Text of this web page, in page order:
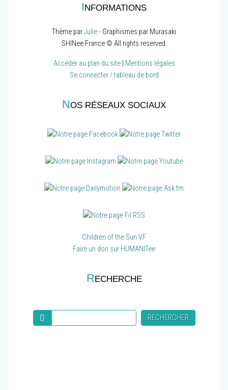
INFORMATIONS
Thème parJulie- Graphismes par Murasaki
SHINee France © All rights reserved.
Accéder au plan du site| Mentions légales
Se connecter / tableau de bord
NOS RÉSEAUX SOCIAUX
Children of the Sun VF
Faire un don sur HUMANITee
RECHERCHE
RECHERCHER